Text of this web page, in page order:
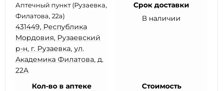
Аптечный пункт (Рузаевка,
Филатова, 22а)
431449, Республика
Мордовия, Рузаевский
р-н, г. Рузаевка, ул.
Академика Филатова, д.
22А
Срок доставки
В наличии
Кол-во в аптеке
Стоимость